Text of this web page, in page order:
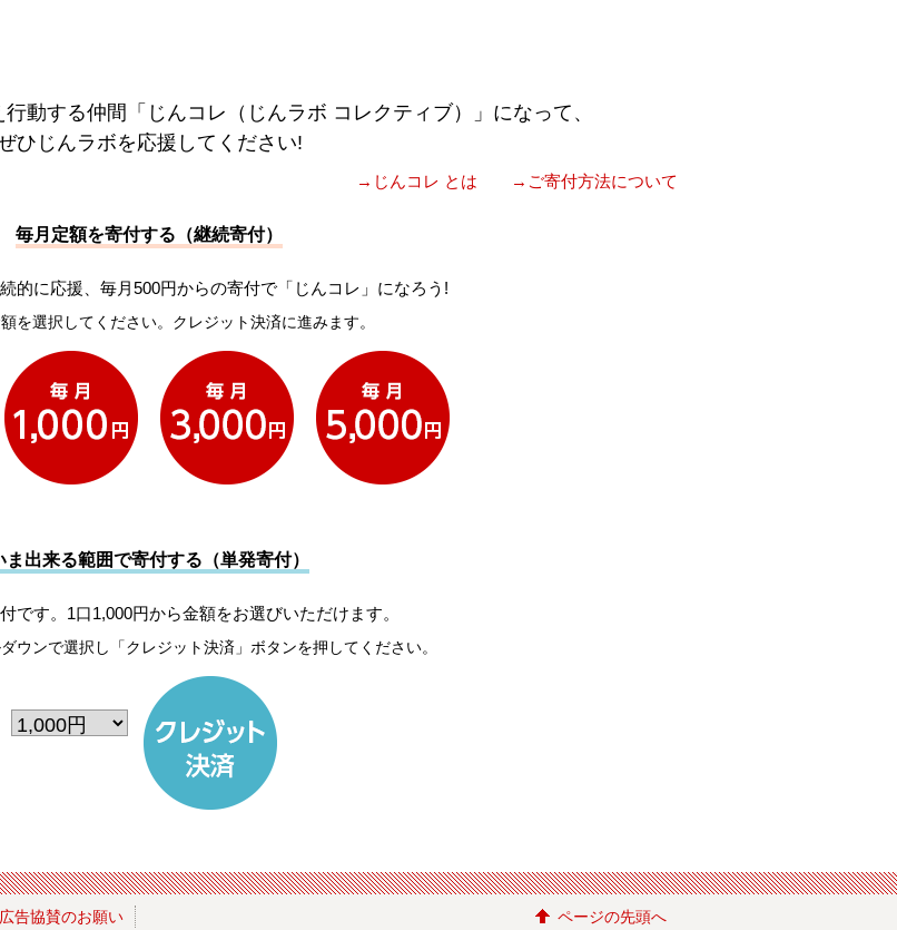
動する仲間「じんコレ（じんラボ コレクティブ）」になって、
ひじんラボを応援してください!
→じんコレ とは →ご寄付方法について
毎月定額を寄付する（継続寄付）
的に応援、毎月500円からの寄付で「じんコレ」になろう!
を選択してください。クレジット決済に進みます。
ま出来る範囲で寄付する（単発寄付）
です。1口1,000円から金額をお選びいただけます。
ウンで選択し「クレジット決済」ボタンを押してください。
広告協賛のお願い ページの先頭へ